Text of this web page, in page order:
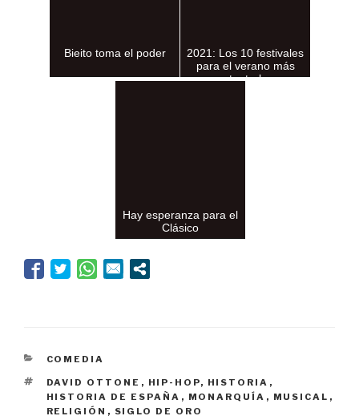
Bieito toma el poder
2021: Los 10 festivales
para el verano más
teatral
Hay esperanza para el
Clásico
CATEGORÍAS
COMEDIA
ETIQUETAS
DAVID OTTONE , HIP-HOP, HISTORIA ,
HISTORIA DE ESPAÑA , MONARQUÍA , MUSICAL ,
RELIGIÓN , SIGLO DE ORO